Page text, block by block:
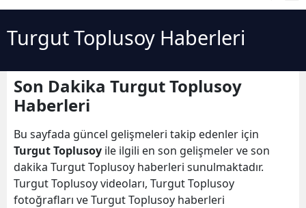
Turgut Toplusoy Haberleri
Son Dakika Turgut Toplusoy
Haberleri
Bu sayfada güncel gelişmeleri takip edenler için
Turgut Toplusoy ile ilgili en son gelişmeler ve son
dakika Turgut Toplusoy haberleri sunulmaktadır.
Turgut Toplusoy videoları, Turgut Toplusoy
fotoğrafları ve Turgut Toplusoy haberleri